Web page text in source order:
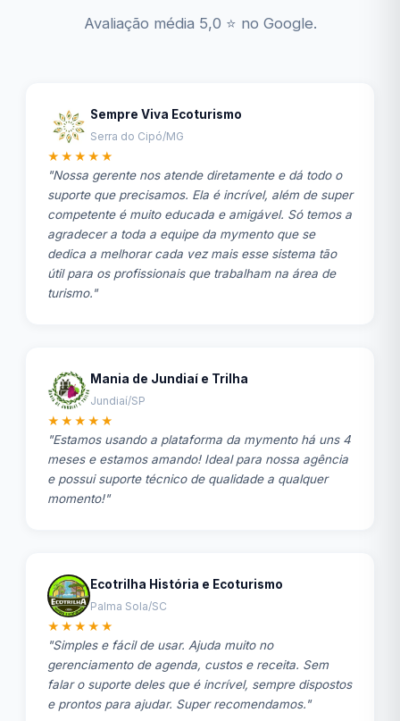
Avaliação média 5,0 ⭐ no Google.
Sempre Viva Ecoturismo
Serra do Cipó/MG
★★★★★
"Nossa gerente nos atende diretamente e dá todo o
suporte que precisamos. Ela é incrível, além de super
competente é muito educada e amigável. Só temos a
agradecer a toda a equipe da mymento que se
dedica a melhorar cada vez mais esse sistema tão
útil para os profissionais que trabalham na área de
turismo."
Mania de Jundiaí e Trilha
Jundiaí/SP
★★★★★
"Estamos usando a plataforma da mymento há uns 4
meses e estamos amando! Ideal para nossa agência
e possui suporte técnico de qualidade a qualquer
momento!"
Ecotrilha História e Ecoturismo
Palma Sola/SC
★★★★★
"Simples e fácil de usar. Ajuda muito no
gerenciamento de agenda, custos e receita. Sem
falar o suporte deles que é incrível, sempre dispostos
e prontos para ajudar. Super recomendamos."